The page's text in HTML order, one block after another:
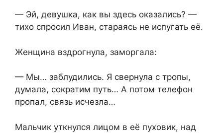
— Эй, девушка, как вы здесь оказались? —
тихо спросил Иван, стараясь не испугать её.
Женщина вздрогнула, заморгала:
— Мы… заблудились. Я свернула с тропы,
думала, сократим путь… А потом телефон
пропал, связь исчезла…
Мальчик уткнулся лицом в её пуховик, над